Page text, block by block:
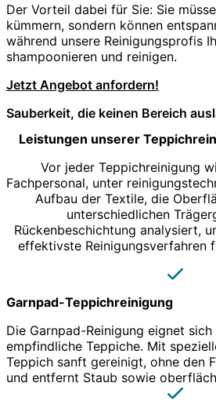
Der Vorteil dabei für Sie: Sie
kümmern, sondern können
während unsere Reinigungsprofis
shampoonieren und reinigen.
Jetzt Angebot anfordern!
Sauberkeit, die keinen Bereich
Leistungen unserer
Vor jeder Teppichreinigung
Fachpersonal, unter
Aufbau der Textile, die
unterschiedlichen
Rückenbeschichtung analysiert,
effektivste Reinigungsverfahren
Garnpad-Teppichreinigung
Die Garnpad-Reinigung eignet
empfindliche Teppiche. Mit
Teppich sanft gereinigt, ohne den
und entfernt Staub sowie